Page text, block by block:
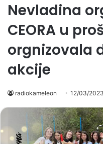
Nevladina
CEORA u
orgnizovala
akcije
radiokameleon 12/03/2023